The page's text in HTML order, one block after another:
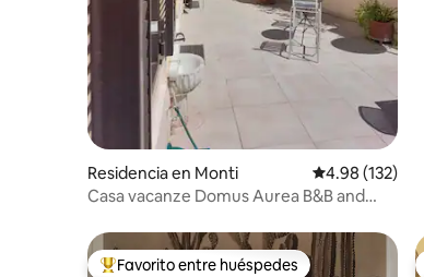
Residencia en Monti Calificación
4.98 (132)
Casa vacanze Domus Aurea B&B and
Favorito entre huéspedes